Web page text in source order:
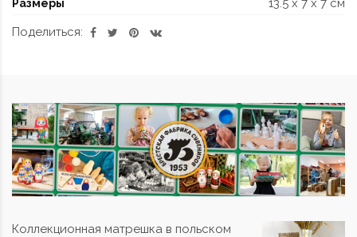
Размеры
13.5 x 7 x 7 см
Поделиться:
Коллекционная матрешка в польском